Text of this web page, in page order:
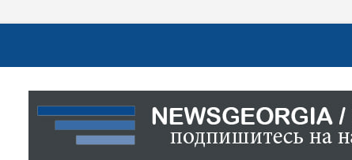
Новости Грузии
САМАЯ АКТУАЛЬНАЯ ИНФОРМАЦИЯ О СОБЫТИЯХ
САЙТЕ ВЫ НАЙДЕТЕ НОВОСТИ ПОЛИТИКИ,